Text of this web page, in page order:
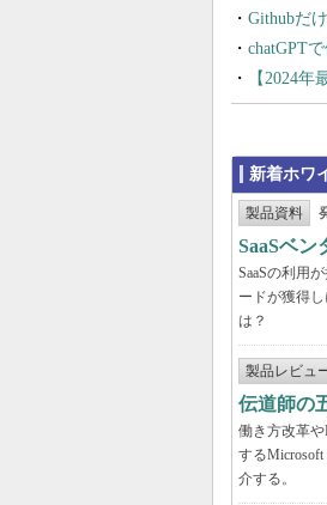
Githubだ
chatGPT
【2024
新着ホワ
製品資料
SaaSベ
SaaSの利用
ードが獲得
は？
製品レビュ
伝道師の
働き方改革
する
介する。